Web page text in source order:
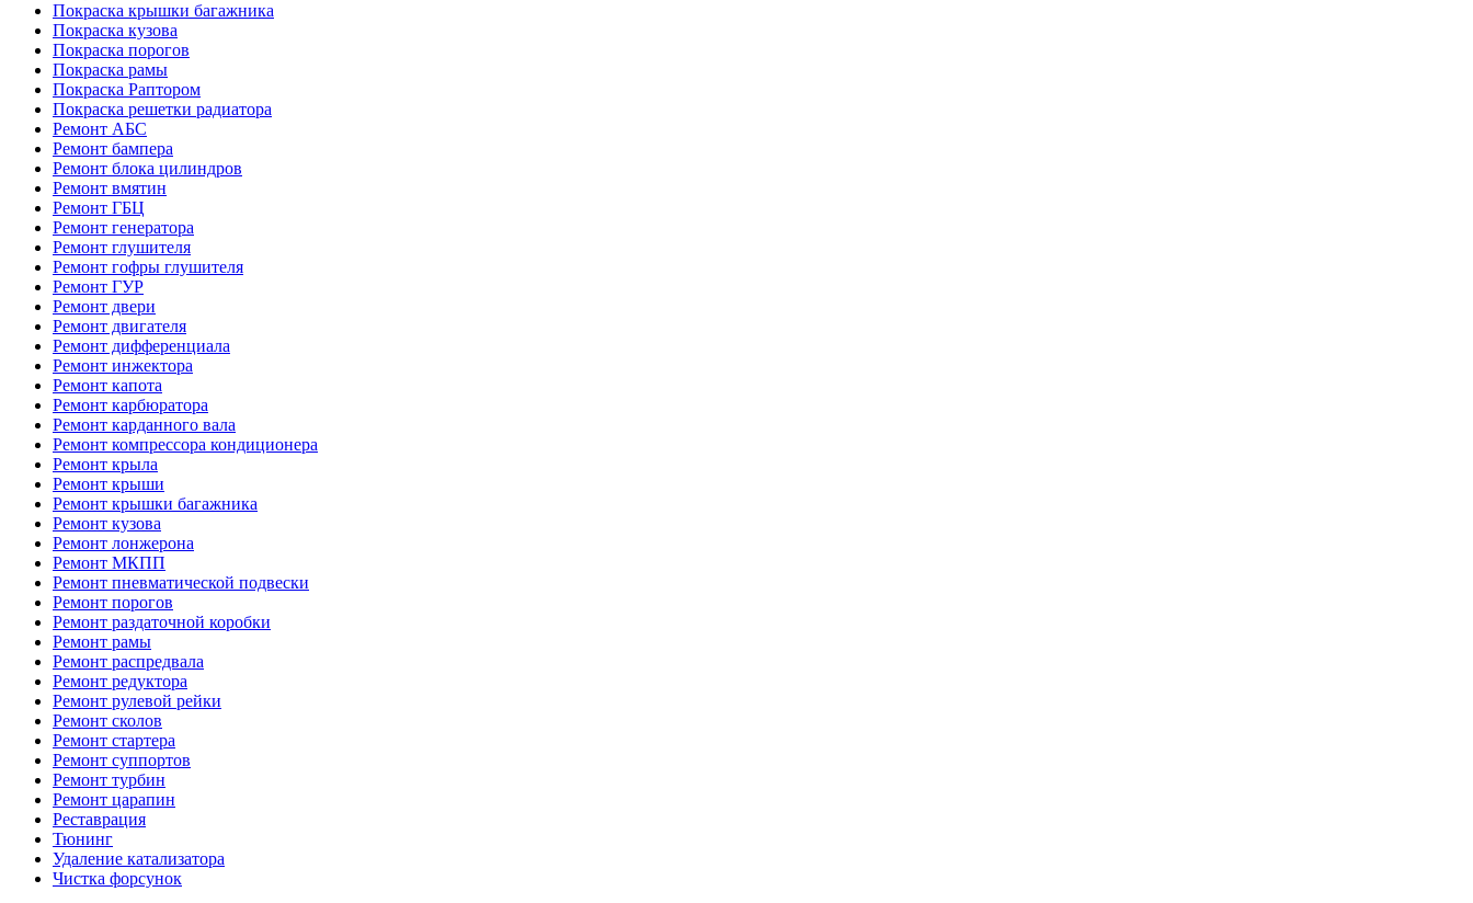
Покраска крышки багажника
Покраска кузова
Покраска порогов
Покраска рамы
Покраска Раптором
Покраска решетки радиатора
Ремонт АБС
Ремонт бампера
Ремонт блока цилиндров
Ремонт вмятин
Ремонт ГБЦ
Ремонт генератора
Ремонт глушителя
Ремонт гофры глушителя
Ремонт ГУР
Ремонт двери
Ремонт двигателя
Ремонт дифференциала
Ремонт инжектора
Ремонт капота
Ремонт карбюратора
Ремонт карданного вала
Ремонт компрессора кондиционера
Ремонт крыла
Ремонт крыши
Ремонт крышки багажника
Ремонт кузова
Ремонт лонжерона
Ремонт МКПП
Ремонт пневматической подвески
Ремонт порогов
Ремонт раздаточной коробки
Ремонт рамы
Ремонт распредвала
Ремонт редуктора
Ремонт рулевой рейки
Ремонт сколов
Ремонт стартера
Ремонт суппортов
Ремонт турбин
Ремонт царапин
Реставрация
Тюнинг
Удаление катализатора
Чистка форсунок